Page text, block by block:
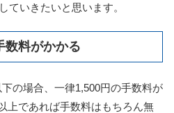
ていきたいと思います。
数料がかかる
の場合、一律1,500円の手数料が
上であれば手数料はもちろん無